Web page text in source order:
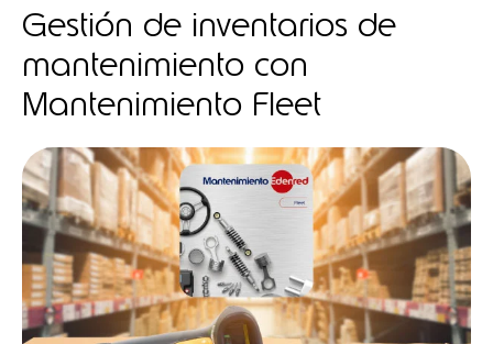
Gestión de inventarios de
mantenimiento con
Mantenimiento Fleet